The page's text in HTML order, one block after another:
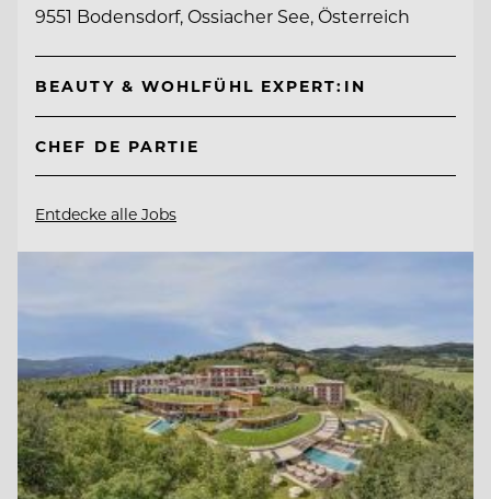
9551 Bodensdorf, Ossiacher See, Österreich
BEAUTY & WOHLFÜHL EXPERT:IN
CHEF DE PARTIE
Entdecke alle Jobs